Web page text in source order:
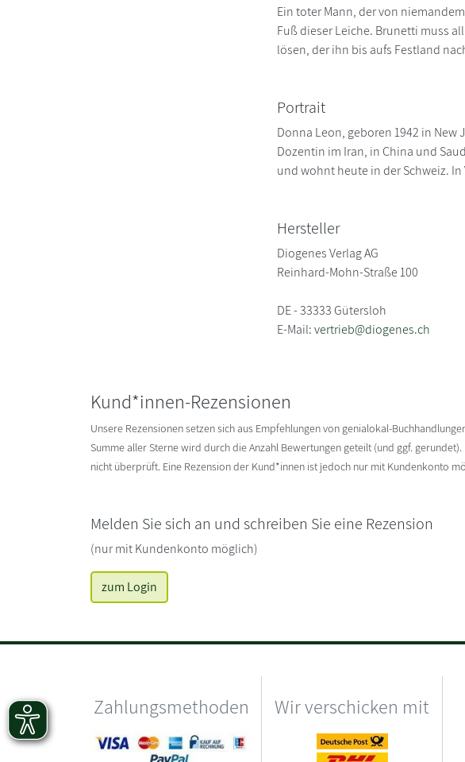
Ein toter Mann, der von
Fuß dieser Leiche. Brunetti muss
lösen, der ihn bis aufs Festland
Portrait
Donna Leon, geboren 1942 in
Dozentin im Iran, in China und
und wohnt heute in der Schweiz.
Hersteller
Diogenes Verlag AG
Reinhard-Mohn-Straße 100
DE - 33333 Gütersloh
E-Mail:vertrieb@diogenes.ch
Kund*innen-Rezensionen
Unsere Rezensionen setzen sich aus Empfehlungen von genialokal-
Summe aller Sterne wird durch die Anzahl Bewertungen geteilt (und ggf.
nicht überprüft. Eine Rezension der Kund*innen ist jedoch nur mit Kundenkonto
Melden Sie sich an und schreiben Sie eine Rezension
(nur mit Kundenkonto möglich)
zum Login
Zahlungsmethoden Wir verschicken mit